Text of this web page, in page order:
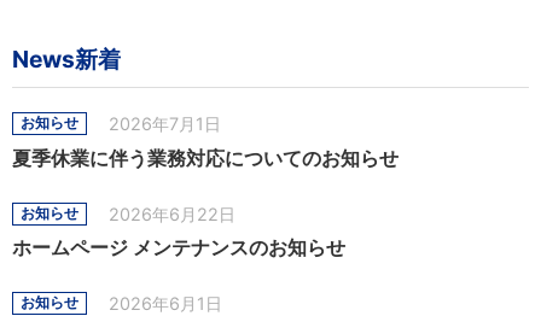
News新着
お知らせ 2026年7月1日
夏季休業に伴う業務対応についてのお知らせ
お知らせ 2026年6月22日
ホームページ メンテナンスのお知らせ
お知らせ 2026年6月1日